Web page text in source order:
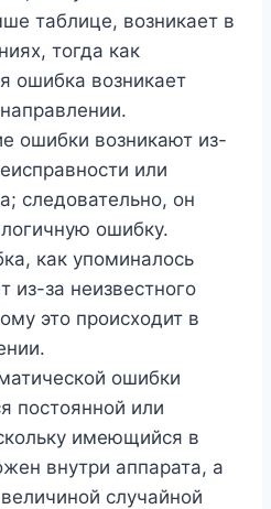
таблице, возникает в
тогда как
ошибка возникает
ошибки возникают из-
или
следовательно, он
ошибку.
как упоминалось
из-за неизвестного
это происходит в
ошибки
постоянной или
имеющийся в
внутри аппарата, а
случайной